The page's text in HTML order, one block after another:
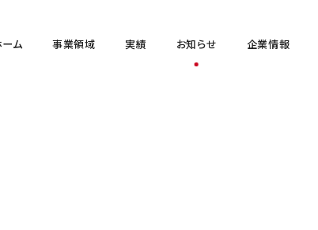
ーム 事業領域 実績 お知らせ 企業情報